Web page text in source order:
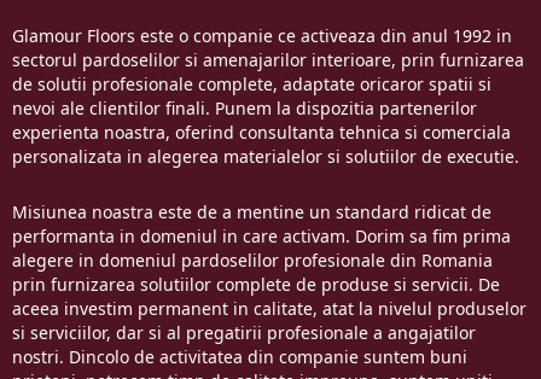
Glamour Floors este o companie ce activeaza din anul 1992 in
sectorul pardoselilor si amenajarilor interioare, prin furnizarea
de solutii profesionale complete, adaptate oricaror spatii si
nevoi ale clientilor finali. Punem la dispozitia partenerilor
experienta noastra, oferind consultanta tehnica si comerciala
personalizata in alegerea materialelor si solutiilor de executie.
Misiunea noastra este de a mentine un standard ridicat de
performanta in domeniul in care activam. Dorim sa fim prima
alegere in domeniul pardoselilor profesionale din Romania
prin furnizarea solutiilor complete de produse si servicii. De
aceea investim permanent in calitate, atat la nivelul produselor
si serviciilor, dar si al pregatirii profesionale a angajatilor
nostri. Dincolo de activitatea din companie suntem buni